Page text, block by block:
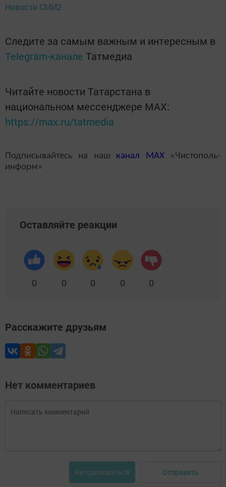
Новости СМИ2
Следите за самым важным и интересным в
Telegram-канале Татмедиа
Читайте новости Татарстана в
национальном мессенджере MАХ:
https://max.ru/tatmedia
Подписывайтесь на наш канал MAX«Чистополь-
информ»
Оставляйте реакции
0 0 0 0 0
Расскажите друзьям
Нет комментариев
Авторизоваться Отправить